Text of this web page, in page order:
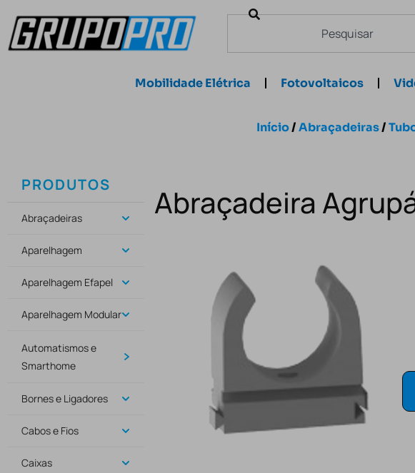
Mobilidade Elétrica Fotovoltaicos
Início/Abraçadeiras/
PRODUTOS
Abraçadeiras
Aparelhagem
Aparelhagem Efapel
Aparelhagem Modular
Automatismos e
Smarthome
Bornes e Ligadores
Cabos e Fios
Caixas
Abraçadeira